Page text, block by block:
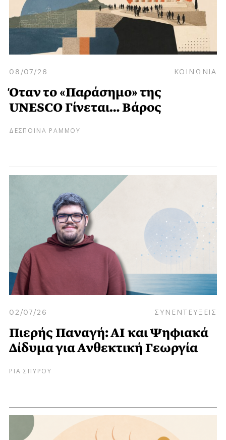
08/07/26 ΚΟΙΝΩΝΙΑ
Όταν το «Παράσημο» της
UNESCO Γίνεται… Βάρος
ΔΕΣΠΟΙΝΑ ΡΑΜΜΟΥ
02/07/26 ΣΥΝΕΝΤΕΥΞΕΙΣ
Πιερής Παναγή: ΑΙ και Ψηφιακά
Δίδυμα για Ανθεκτική Γεωργία
ΡΙΑ ΣΠΥΡΟΥ